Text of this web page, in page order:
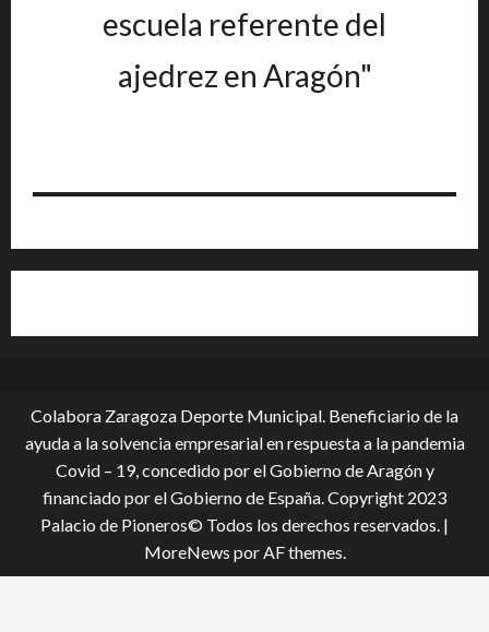
escuela referente del
ajedrez en Aragón"
Colabora Zaragoza Deporte Municipal. Beneficiario de la
ayuda a la solvencia empresarial en respuesta a la pandemia
Covid – 19, conce­dido por el Gobierno de Aragón y
financiado por el Gobierno de España. Copyright 2023
Palacio de Pioneros© Todos los derechos reservados. |
MoreNews por AF themes.